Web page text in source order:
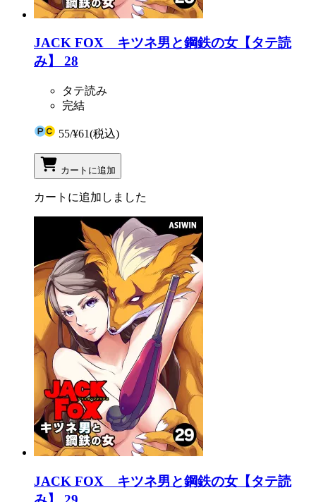
JACK FOX キツネ男と鋼鉄の女【タテ読
み】 28
タテ読み
完結
55/¥61(税込)
カートに追加
カートに追加しました
JACK FOX キツネ男と鋼鉄の女【タテ読